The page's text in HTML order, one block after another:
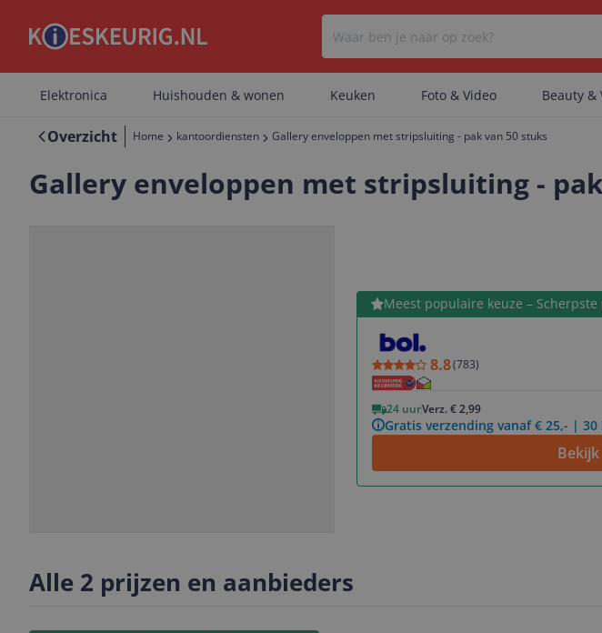
Er zijn geen
Er zijn geen
Elektronica Huishouden & wonen Keuken Foto & Video Beauty &
Overzicht Home kantoordiensten Gallery enveloppen met stripsluiting - pak van 50 stuks
Gallery enveloppen met stripsluiting -
Meest populaire keuze – Scherpste
8.8(783)
24 uurVerz. € 2,99
Gratis verzending vanaf € 25,- |
Bekijk product
Alle 2 prijzen en aanbieders